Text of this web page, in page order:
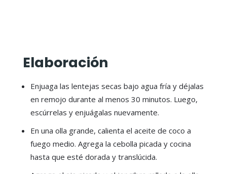
Elaboración
Enjuaga las lentejas secas bajo agua fría y déjalas
en remojo durante al menos 30 minutos. Luego,
escúrrelas y enjuágalas nuevamente.
En una olla grande, calienta el aceite de coco a
fuego medio. Agrega la cebolla picada y cocina
hasta que esté dorada y translúcida.